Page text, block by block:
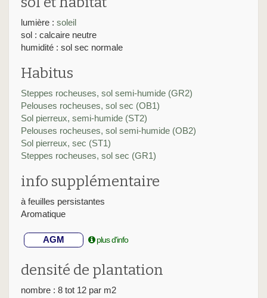
lumière : soleil
sol : calcaire neutre
humidité : sol sec normale
Habitus
Steppes rocheuses, sol semi-humide (GR2)
Pelouses rocheuses, sol sec (OB1)
Sol pierreux, semi-humide (ST2)
Pelouses rocheuses, sol semi-humide (OB2)
Sol pierreux, sec (ST1)
Steppes rocheuses, sol sec (GR1)
info supplémentaire
à feuilles persistantes
Aromatique
AGM plus d'info
densité de plantation
nombre : 8 tot 12 par m2